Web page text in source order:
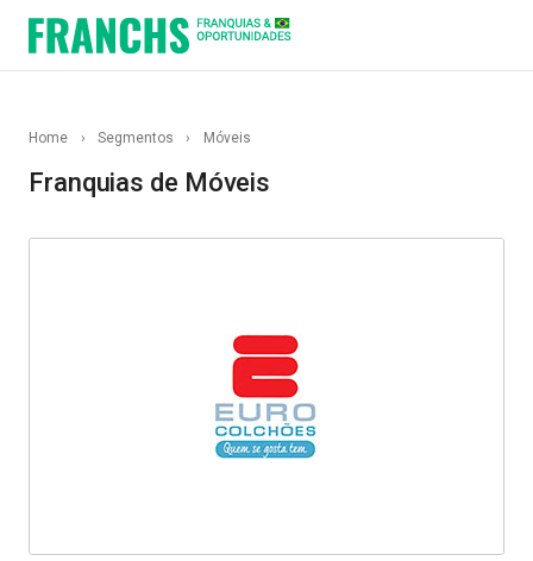
Home › Segmentos › Móveis
Franquias de Móveis